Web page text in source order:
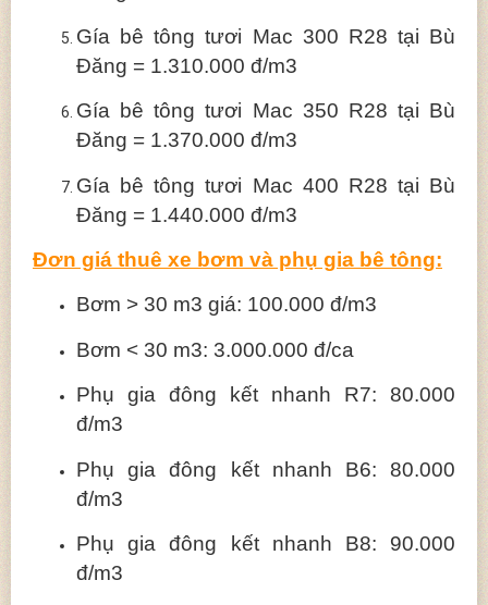
Gía bê tông tươi Mac 300 R28 tại Bù
Đăng = 1.310.000 đ/m3
Gía bê tông tươi Mac 350 R28 tại Bù
Đăng = 1.370.000 đ/m3
Gía bê tông tươi Mac 400 R28 tại Bù
Đăng = 1.440.000 đ/m3
Đơn giá thuê xe bơm và phụ gia bê tông:
Bơm > 30 m3 giá: 100.000 đ/m3
Bơm < 30 m3: 3.000.000 đ/ca
Phụ gia đông kết nhanh R7: 80.000
đ/m3
Phụ gia đông kết nhanh B6: 80.000
đ/m3
Phụ gia đông kết nhanh B8: 90.000
đ/m3